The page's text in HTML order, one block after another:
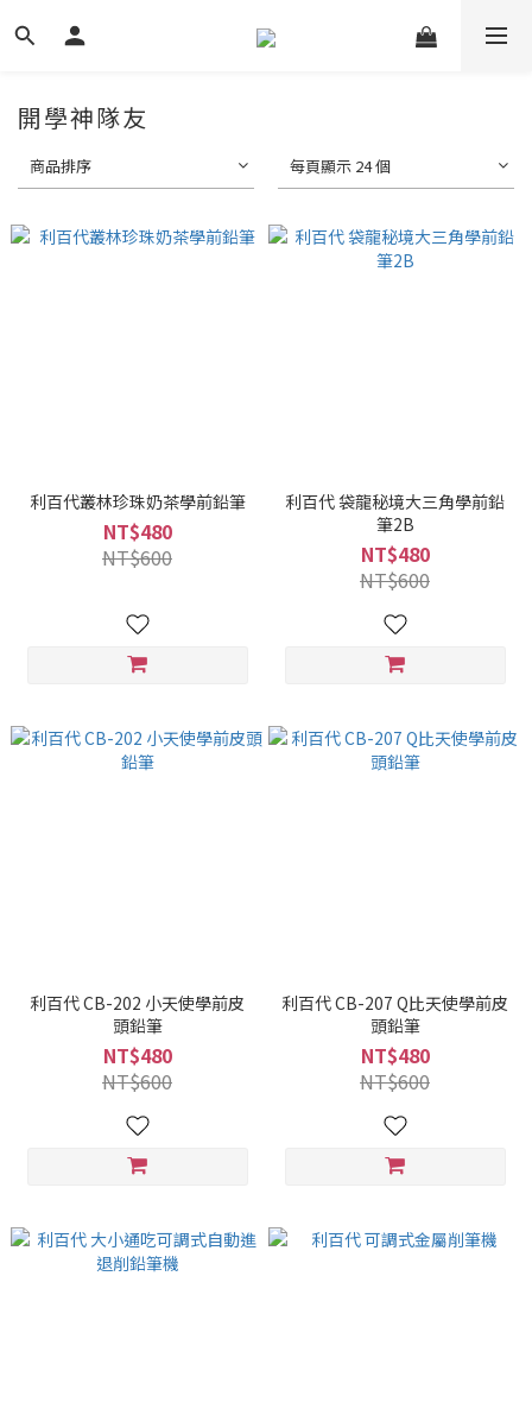
開學神隊友
商品排序 每頁顯示 24 個
利百代叢林珍珠奶茶學前鉛筆
NT$480
NT$600
利百代 袋龍秘境大三角學前鉛
筆2B
NT$480
NT$600
利百代 CB-202 小天使學前皮
頭鉛筆
NT$480
NT$600
利百代 CB-207 Q比天使學前皮
頭鉛筆
NT$480
NT$600